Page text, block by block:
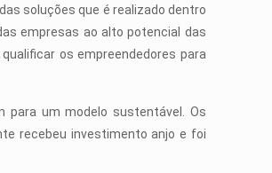
soluções que é realizado dentro
empresas ao alto potencial das
os empreendedores para
para um modelo sustentável. Os
recebeu investimento anjo e foi